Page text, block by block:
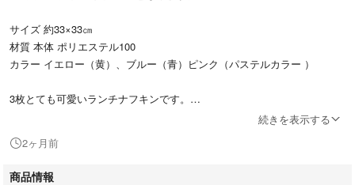
サイズ 約33×33㎝
材質 本体 ポリエステル100
カラー イエロー（黄）、ブルー（青）ピンク（パステルカラー ）
3枚とても可愛いランチナフキンです。
お弁当、給食、ランチで毎日使うのでたくさん必要なので洗い替えに3種
ご自分用に、お子様用に、プレゼント 贈り物 ギフト にもおすすめです！
続きを表示する
2ヶ月前
商品情報